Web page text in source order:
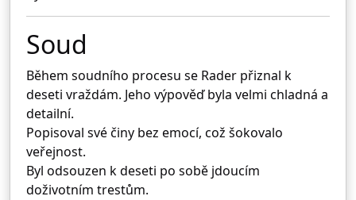
Soud
Během soudního procesu se Rader přiznal k
deseti vraždám. Jeho výpověď byla velmi chladná a
detailní.
Popisoval své činy bez emocí, což šokovalo
veřejnost.
Byl odsouzen k deseti po sobě jdoucím
doživotním trestům.